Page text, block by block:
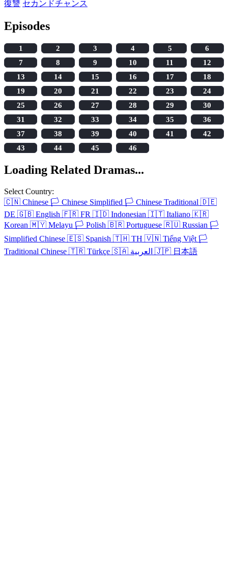
復讐 セカンドチャンス
Episodes
1 2 3 4 5
6
7
8 9 10 11
12
13
14 15 16 17
18
19
20 21 22 23
24
25
26 27 28 29
30
31
32 33 34 35
36
37
38 39 40 41
42
43
44 45 46
Loading Related Dramas...
Select Country:
🇨🇳 Chinese 🏳️ Chinese Simplified 🏳️ Chinese Traditional 🇩🇪
DE 🇬🇧 English 🇫🇷 FR 🇮🇩 Indonesian 🇮🇹 Italiano 🇰🇷
Korean 🇲🇾 Melayu 🏳️ Polish 🇧🇷 Portuguese 🇷🇺 Russian 🏳️
Simplified Chinese 🇪🇸 Spanish 🇹🇭 TH 🇻🇳 Tiếng Việt 🏳️
Traditional Chinese 🇹🇷 Türkçe 🇸🇦 🇯🇵 日本語